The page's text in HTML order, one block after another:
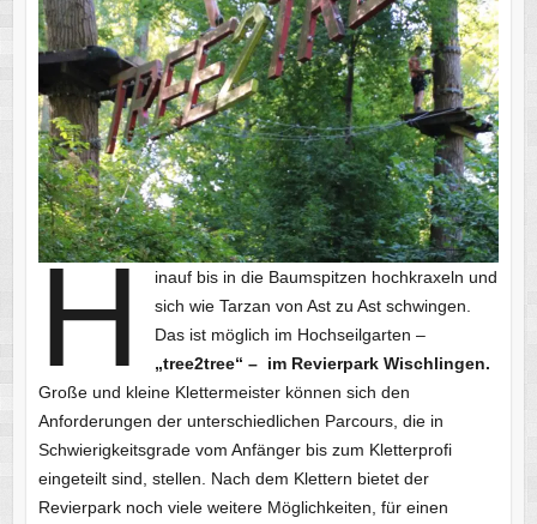
H
inauf bis in die Baumspitzen hochkraxeln und
sich wie Tarzan von Ast zu Ast schwingen.
Das ist möglich im Hochseilgarten –
„tree2tree“ – im Revierpark Wischlingen.
Große und kleine Klettermeister können sich den
Anforderungen der unterschiedlichen Parcours, die in
Schwierigkeitsgrade vom Anfänger bis zum Kletterprofi
eingeteilt sind, stellen. Nach dem Klettern bietet der
Revierpark noch viele weitere Möglichkeiten, für einen